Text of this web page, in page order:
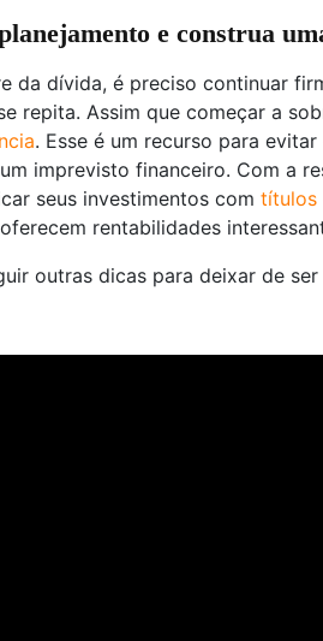
e construa
da dívida, é preciso continuar
repita. Assim que começar a
. Esse é um recurso para
imprevisto financeiro. Com a
seus investimentos com títulos
rentabilidades
outras dicas para deixar de